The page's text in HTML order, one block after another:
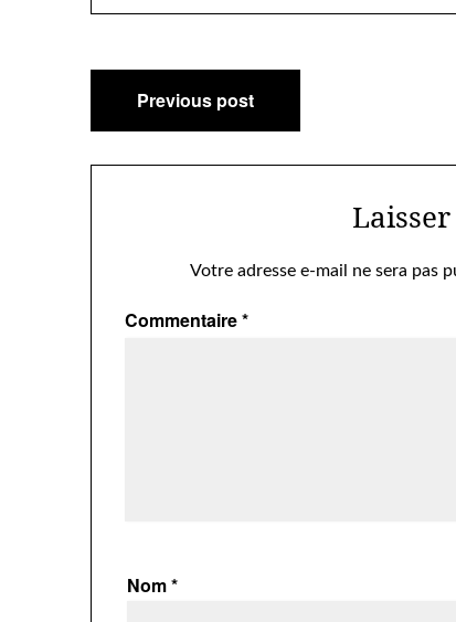
Navigation
de
l’article
Previous post
Votre adresse e-mail ne sera pas
Commentaire*
Nom*